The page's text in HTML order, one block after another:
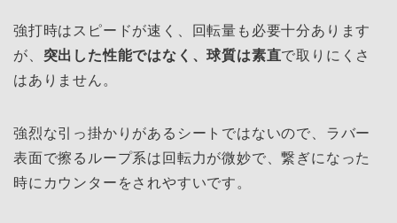
強打時はスピードが速く、回転量も必要十分あります
が、 突出した性能ではなく、球質は素直で取りにくさ
はありません。
強烈な引っ掛かりがあるシートではないので、ラバー
表面で擦るループ系は回転力が微妙で、繋ぎになった
時にカウンターをされやすいです。